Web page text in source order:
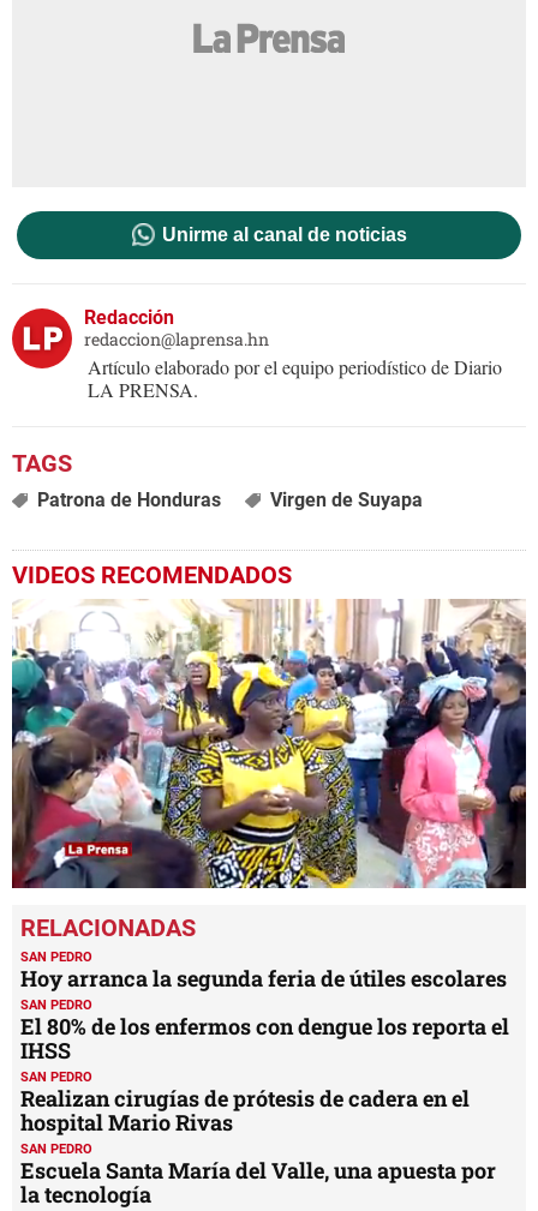
Unirme al canal de noticias
Redacción
redaccion@laprensa.hn
Artículo elaborado por el equipo periodístico de Diario
LA PRENSA.
Patrona de Honduras Virgen de Suyapa
VIDEOS RECOMENDADOS
seconds
of
5
minutes,
11
seconds
SAN PEDRO
Hoy arranca la segunda feria de útiles escolares
SAN PEDRO
El 80% de los enfermos con dengue los reporta el
IHSS
SAN PEDRO
Realizan cirugías de prótesis de cadera en el
hospital Mario Rivas
SAN PEDRO
Escuela Santa María del Valle, una apuesta por
la tecnología